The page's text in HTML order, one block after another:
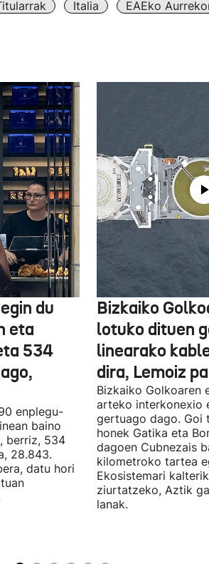
Italia EAEko
du
eta
534
enplegu-
baino
berriz, 534
28.843.
datu hori
Bizkaiko
lotuko dituen
linearako
dira, Lemoiz
Bizkaiko Golkoaren
arteko interkonexio
gertuago dago. Goi
honek Gatika eta
dagoen Cubnezais
kilometroko tartea
Ekosistemari
ziurtatzeko, Aztik
lanak.